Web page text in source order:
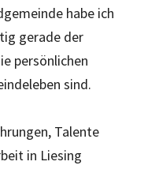
habe ich
gerade der
persönlichen
sind.
Talente
in Liesing